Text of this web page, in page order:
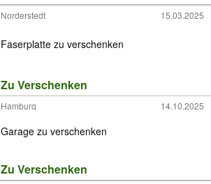
Norderstedt 15.03.2025
Faserplatte zu verschenken
Zu Verschenken
Hamburg 14.10.2025
Garage zu verschenken
Zu Verschenken